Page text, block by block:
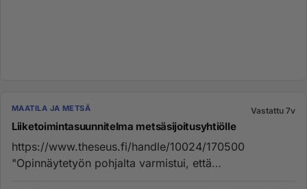
MAATILA JA METSÄ Vastattu 7v
Liiketoimintasuunnitelma metsäsijoitusyhtiölle
https://www.theseus.fi/handle/10024/170500
"Opinnäytetyön pohjalta varmistui, että